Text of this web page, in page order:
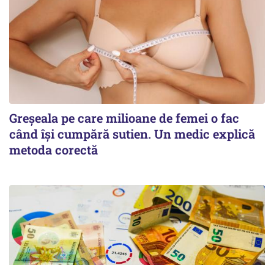
Greșeala pe care milioane de femei o fac
când își cumpără sutien. Un medic explică
metoda corectă